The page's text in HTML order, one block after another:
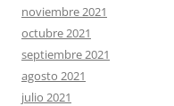
noviembre 2021
octubre 2021
septiembre 2021
agosto 2021
julio 2021